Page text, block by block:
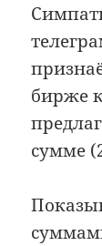
бирже
сумме